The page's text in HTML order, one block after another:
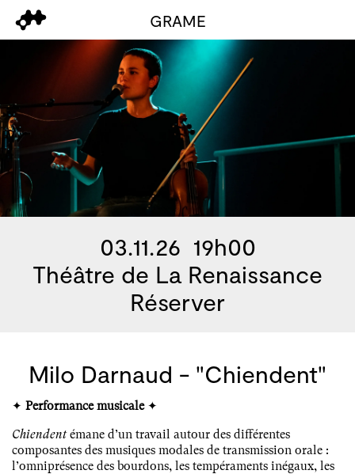
GRAME
03.11.26 19h00
Théâtre de La Renaissance
Réserver
Milo Darnaud - "Chiendent"
✦ Performance musicale✦
Chiendentémane d’un travail autour des différentes
composantes des musiques modales de transmission orale :
l’omniprésence des bourdons, les tempéraments inégaux, les